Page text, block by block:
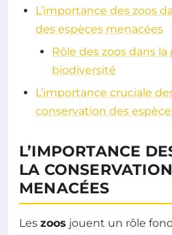
L’importance des zoos
des espèces menacées
Rôle des zoos dans
biodiversité
L’importance cruciale
conservation des
L’IMPORTANCE
LA
MENACÉES
Les zoos jouent un rôle